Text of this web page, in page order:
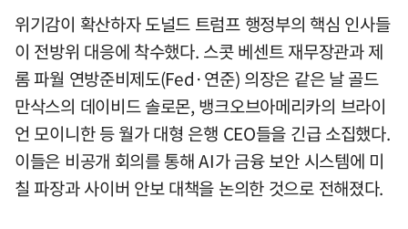
위기감이 확산하자 도널드 트럼프 행정부의 핵심 인사들
이 전방위 대응에 착수했다. 스콧 베센트 재무장관과 제
롬 파월 연방준비제도(Fed·연준) 의장은 같은 날 골드
만삭스의 데이비드 솔로몬, 뱅크오브아메리카의 브라이
언 모이니한 등 월가 대형 은행 CEO들을 긴급 소집했다.
이들은 비공개 회의를 통해 AI가 금융 보안 시스템에 미
칠 파장과 사이버 안보 대책을 논의한 것으로 전해졌다.